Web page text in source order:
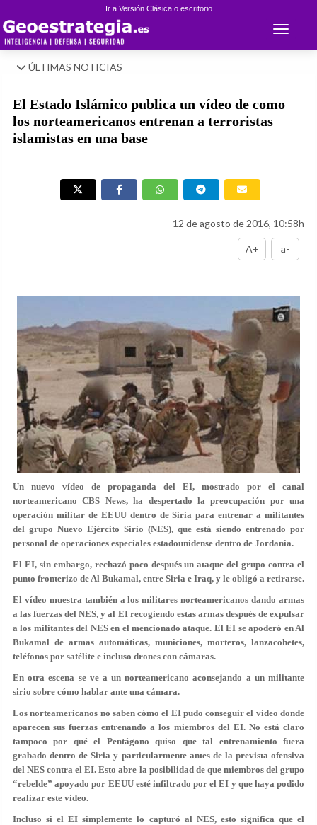
Ir a Versión Clásica o escritorio
Toggle
ÚLTIMAS NOTICIAS
El Estado Islámico publica un vídeo de como
los norteamericanos entrenan a terroristas
islamistas en una base
12 de agosto de 2016, 10:58h
A+ a-
Un nuevo vídeo de propaganda del EI, mostrado por el canal
norteamericano CBS News, ha despertado la preocupación por una
operación militar de EEUU dentro de Siria para entrenar a militantes
del grupo Nuevo Ejército Sirio (NES), que está siendo entrenado por
personal de operaciones especiales estadounidense dentro de Jordania.
El EI, sin embargo, rechazó poco después un ataque del grupo contra el
punto fronterizo de Al Bukamal, entre Siria e Iraq, y le obligó a retirarse.
El vídeo muestra también a los militares norteamericanos dando armas
a las fuerzas del NES, y al EI recogiendo estas armas después de expulsar
a los militantes del NES en el mencionado ataque. El EI se apoderó en Al
Bukamal de armas automáticas, municiones, morteros, lanzacohetes,
teléfonos por satélite e incluso drones con cámaras.
En otra escena se ve a un norteamericano aconsejando a un militante
sirio sobre cómo hablar ante una cámara.
Los norteamericanos no saben cómo el EI pudo conseguir el vídeo donde
aparecen sus fuerzas entrenando a los miembros del EI. No está claro
tampoco por qué el Pentágono quiso que tal entrenamiento fuera
grabado dentro de Siria y particularmente antes de la prevista ofensiva
del NES contra el EI. Esto abre la posibilidad de que miembros del grupo
“rebelde” apoyado por EEUU esté infiltrado por el EI y que haya podido
realizar este vídeo.
Incluso si el EI simplemente lo capturó al NES, esto significa que el